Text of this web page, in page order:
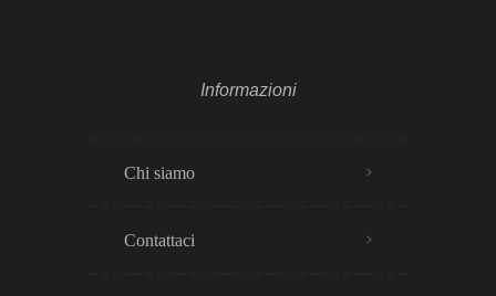
Informazioni
Chi siamo
Contattaci